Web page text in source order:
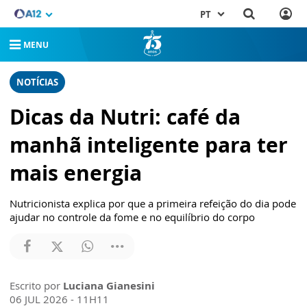
PT
MENU
NOTÍCIAS
Dicas da Nutri: café da
manhã inteligente para ter
mais energia
Nutricionista explica por que a primeira refeição do dia pode
ajudar no controle da fome e no equilíbrio do corpo
Escrito por Luciana Gianesini
06 JUL 2026 - 11H11